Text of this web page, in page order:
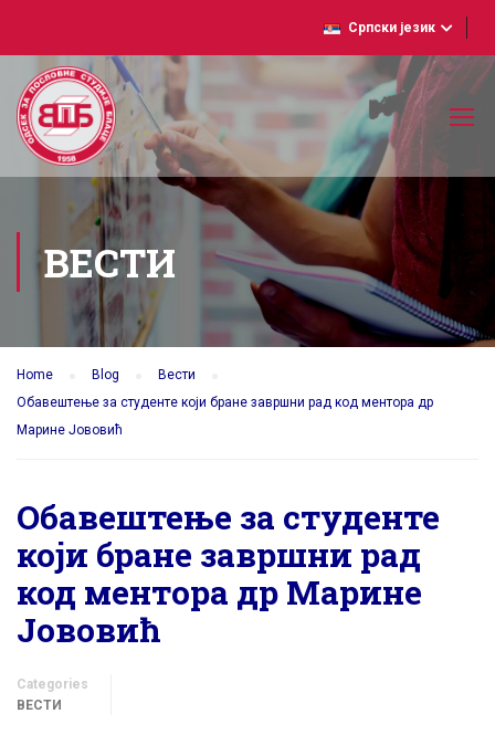
Српски језик
ВЕСТИ
Home Blog
Вести
Обавештење за студенте који бране завршни рад код ментора др
Марине Јововић
Обавештење за студенте
који бране завршни рад
код ментора др Марине
Јововић
Categories
ВЕСТИ